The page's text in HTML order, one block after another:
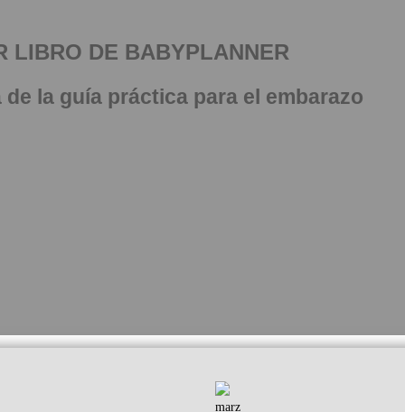
LIBRO DE BABYPLANNER
la guía práctica para el embarazo